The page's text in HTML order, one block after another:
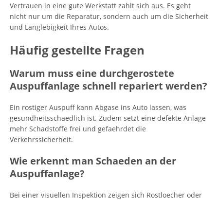
Vertrauen in eine gute Werkstatt zahlt sich aus. Es geht
nicht nur um die Reparatur, sondern auch um die Sicherheit
und Langlebigkeit Ihres Autos.
Häufig gestellte Fragen
Warum muss eine durchgerostete
Auspuffanlage schnell repariert werden?
Ein rostiger Auspuff kann Abgase ins Auto lassen, was
gesundheitsschaedlich ist. Zudem setzt eine defekte Anlage
mehr Schadstoffe frei und gefaehrdet die
Verkehrssicherheit.
Wie erkennt man Schaeden an der
Auspuffanlage?
Bei einer visuellen Inspektion zeigen sich Rostloecher oder